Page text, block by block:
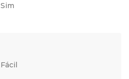
Sim
Fácil